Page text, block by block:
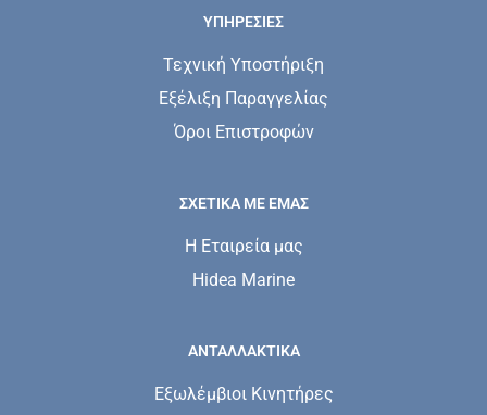
ΥΠΗΡΕΣΊΕΣ
Τεχνική Υποστήριξη
Εξέλιξη Παραγγελίας
Όροι Επιστροφών
ΣΧΕΤΙΚΆ ΜΕ ΕΜΆΣ
Η Εταιρεία μας
Hidea Marine
ΑΝΤΑΛΛΑΚΤΙΚΑ
Εξωλέμβιοι Κινητήρες